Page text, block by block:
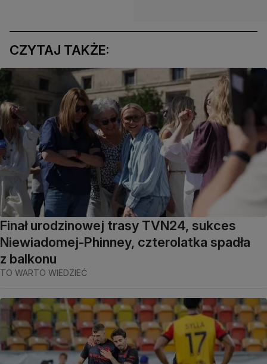
CZYTAJ TAKŻE:
Finał urodzinowej trasy TVN24, sukces
Niewiadomej-Phinney, czterolatka spadła
z balkonu
TO WARTO WIEDZIEĆ